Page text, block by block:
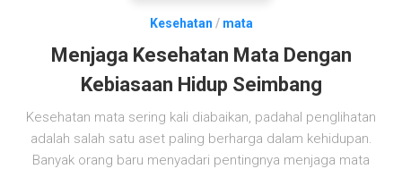
Kesehatan / mata
Menjaga Kesehatan Mata Dengan
Kebiasaan Hidup Seimbang
Kesehatan mata sering kali diabaikan, padahal penglihatan
adalah salah satu aset paling berharga dalam kehidupan.
Banyak orang baru menyadari pentingnya menjaga mata